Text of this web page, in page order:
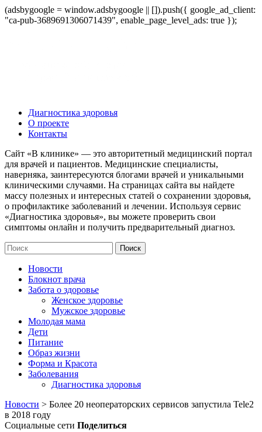
(adsbygoogle = window.adsbygoogle || []).push({ google_ad_client:
"ca-pub-3689691306071439", enable_page_level_ads: true });
Диагностика здоровья
О проекте
Контакты
Сайт «В клинике» — это авторитетный медицинский портал
для врачей и пациентов. Медицинские специалисты,
наверняка, заинтересуются блогами врачей и уникальными
клиническими случаями. На страницах сайта вы найдете
массу полезных и интересных статей о сохранении здоровья,
о профилактике заболеваний и лечении. Используя сервис
«Диагностика здоровья», вы можете проверить свои
симптомы онлайн и получить предварительный диагноз.
Новости
Блокнот врача
Забота о здоровье
Женское здоровье
Мужское здоровье
Молодая мама
Дети
Питание
Образ жизни
Форма и Красота
Заболевания
Диагностика здоровья
Новости > Более 20 неоператорских сервисов запустила Tele2
в 2018 году
Социальные сети Поделиться